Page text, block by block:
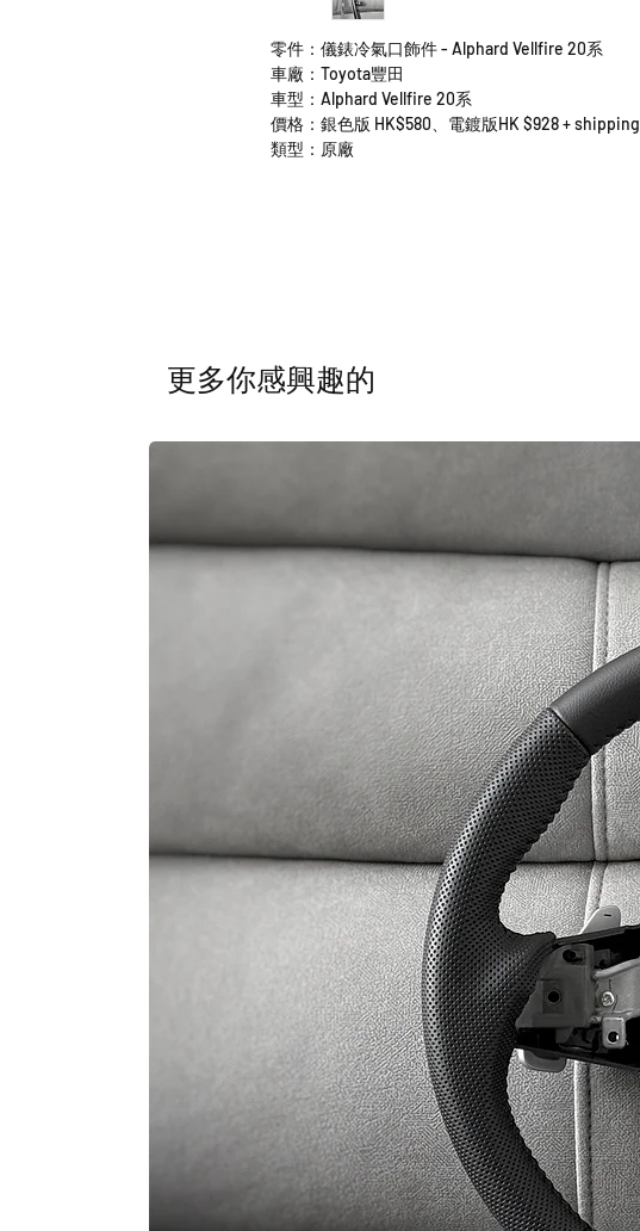
零件：儀錶冷氣口飾件 - Alphard Vellfire 20系
車廠：Toyota豐田
車型：Alphard Vellfire 20系
價格：銀色版 HK$580、電鍍版HK $928 + shipping
類型：原廠
​更多你感興趣的